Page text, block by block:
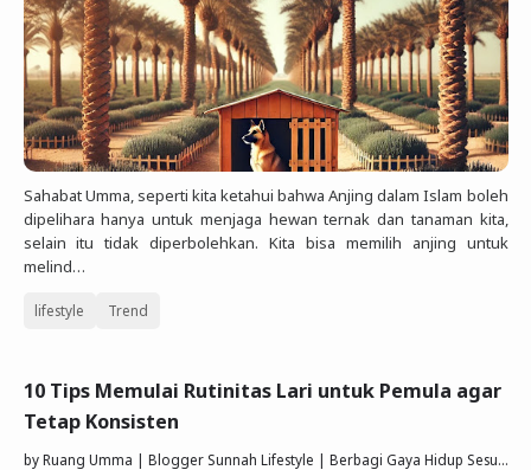
Sahabat Umma, seperti kita ketahui bahwa Anjing dalam Islam boleh
dipelihara hanya untuk menjaga hewan ternak dan tanaman kita,
selain itu tidak diperbolehkan. Kita bisa memilih anjing untuk
melind…
lifestyle Trend
10 Tips Memulai Rutinitas Lari untuk Pemula agar
Tetap Konsisten
byRuang Umma | Blogger Sunnah Lifestyle | Berbagi Gaya Hidup Sesuai Quran Sunnah